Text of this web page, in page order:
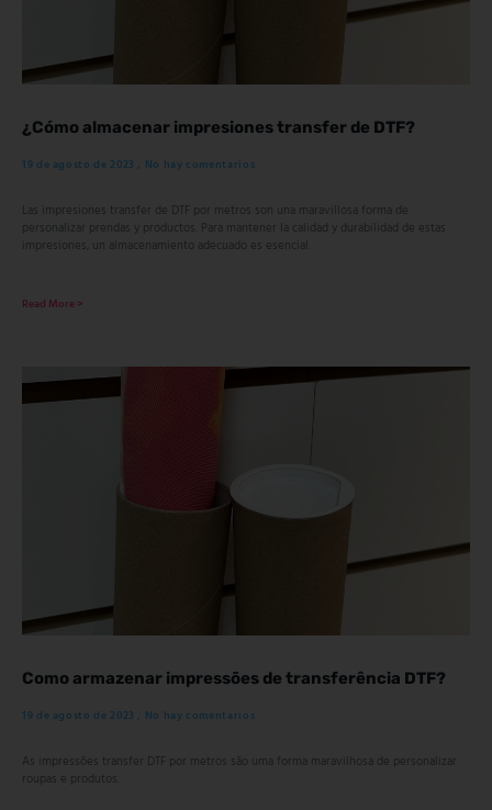
¿Cómo almacenar impresiones transfer de DTF?
19 de agosto de 2023 No hay comentarios
Las impresiones transfer de DTF por metros son una maravillosa forma de
personalizar prendas y productos. Para mantener la calidad y durabilidad de estas
impresiones, un almacenamiento adecuado es esencial.
Read More >
Como armazenar impressões de transferência DTF?
19 de agosto de 2023 No hay comentarios
As impressões transfer DTF por metros são uma forma maravilhosa de personalizar
roupas e produtos.